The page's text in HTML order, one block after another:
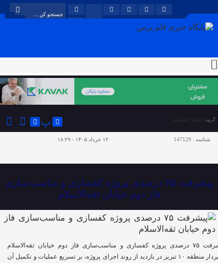
گروه : اخبار اجتماعی پ
شناسه : 147129 ۱۲ خرداد ۱۴۰۵ - ۱۸:۲۹
پیشرفت ۷۵ درصدی پروژه کفسازی و مناسب‌سازی
فاز دوم خیابان ثقه‌الاسلام
پیشرفت ۷۵ درصدی پروژه کفسازی و مناسب‌سازی فاز دوم خیابان ثقه‌الاسلام
شهردار منطقه ۱۰ تبریز در بازدید از روند اجرای پروژه، بر تسریع عملیات و تکمیل آن